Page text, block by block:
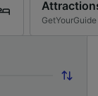
GetYourGuide